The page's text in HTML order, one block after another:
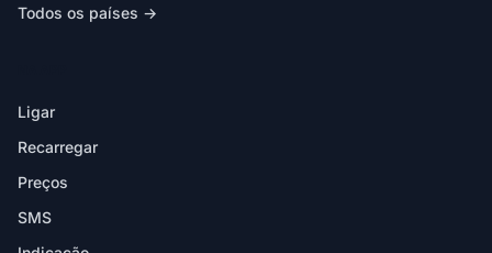
Todos os países →
Ligar
Recarregar
Preços
SMS